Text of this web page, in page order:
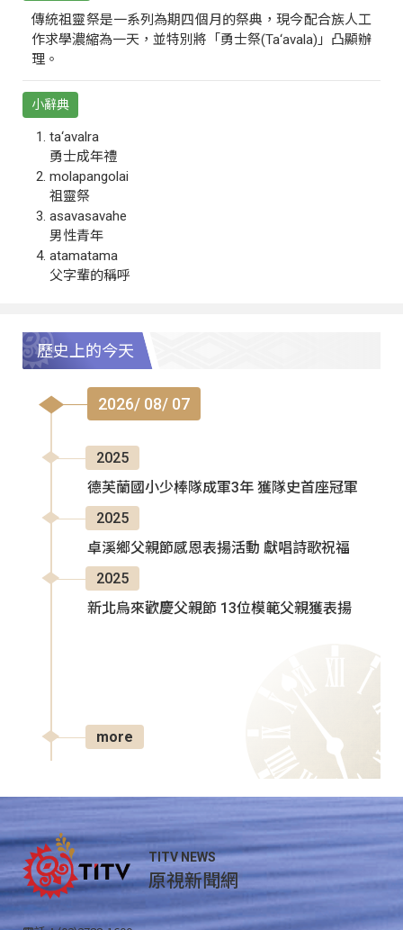
傳統祖靈祭是一系列為期四個月的祭典，現今配合族人工
作求學濃縮為一天，並特別將「勇士祭(Ta‘avala)」凸顯辦
理。
小辭典
ta‘avalra
勇士成年禮
molapangolai
祖靈祭
asavasavahe
男性青年
atamatama
父字輩的稱呼
歷史上的今天
2026/ 08/ 07
2025
德芙蘭國小少棒隊成軍3年 獲隊史首座冠軍
2025
卓溪鄉父親節感恩表揚活動 獻唱詩歌祝福
2025
新北烏來歡慶父親節 13位模範父親獲表揚
more
TITV NEWS
原視新聞網